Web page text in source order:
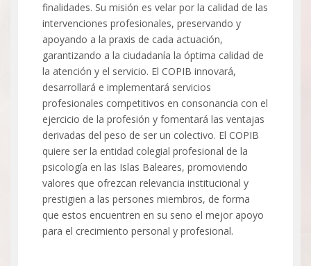
finalidades. Su misión es velar por la calidad de las
intervenciones profesionales, preservando y
apoyando a la praxis de cada actuación,
garantizando a la ciudadanía la óptima calidad de
la atención y el servicio. El COPIB innovará,
desarrollará e implementará servicios
profesionales competitivos en consonancia con el
ejercicio de la profesión y fomentará las ventajas
derivadas del peso de ser un colectivo. El COPIB
quiere ser la entidad colegial profesional de la
psicología en las Islas Baleares, promoviendo
valores que ofrezcan relevancia institucional y
prestigien a las persones miembros, de forma
que estos encuentren en su seno el mejor apoyo
para el crecimiento personal y profesional.